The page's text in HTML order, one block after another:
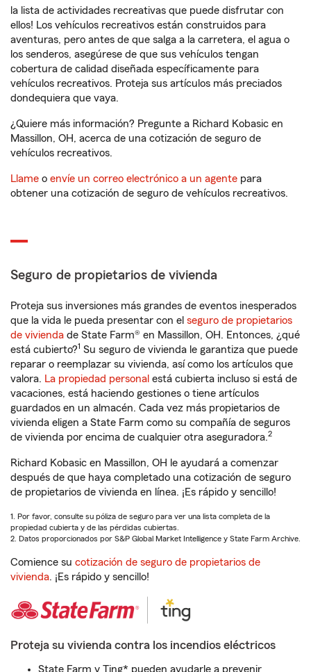
la lista de actividades recreativas que puede disfrutar con
ellos! Los vehículos recreativos están construidos para
aventuras, pero antes de que salga a la carretera, el agua o
los senderos, asegúrese de que sus vehículos tengan
cobertura de calidad diseñada específicamente para
vehículos recreativos. Proteja sus artículos más preciados
dondequiera que vaya.
¿Quiere más información? Pregunte a Richard Kobasic en
Massillon, OH, acerca de una cotización de seguro de
vehículos recreativos.
Llame o envíe un correo electrónico a un agente para
obtener una cotización de seguro de vehículos recreativos.
Seguro de propietarios de vivienda
Proteja sus inversiones más grandes de eventos inesperados
que la vida le pueda presentar con el seguro de propietarios
de vivienda de State Farm® en Massillon, OH. Entonces, ¿qué
está cubierto?1 Su seguro de vivienda le garantiza que puede
reparar o reemplazar su vivienda, así como los artículos que
valora. La propiedad personal está cubierta incluso si está de
vacaciones, está haciendo gestiones o tiene artículos
guardados en un almacén. Cada vez más propietarios de
vivienda eligen a State Farm como su compañía de seguros
de vivienda por encima de cualquier otra aseguradora.2
Richard Kobasic en Massillon, OH le ayudará a comenzar
después de que haya completado una cotización de seguro
de propietarios de vivienda en línea. ¡Es rápido y sencillo!
1. Por favor, consulte su póliza de seguro para ver una lista completa de la
propiedad cubierta y de las pérdidas cubiertas.
2. Datos proporcionados por S&P Global Market Intelligence y State Farm Archive.
Comience su cotización de seguro de propietarios de
vivienda. ¡Es rápido y sencillo!
Proteja su vivienda contra los incendios eléctricos
State Farm y Ting* pueden ayudarle a prevenir